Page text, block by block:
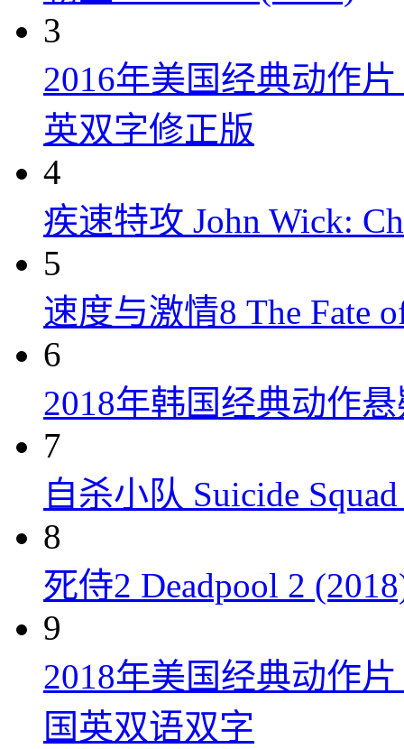
3
2016年美国经典动作
英双字修正版
4
疾速特攻 John Wick:
5
速度与激情8 The Fate
6
2018年韩国经典动作
7
自杀小队 Suicide
8
死侍2 Deadpool 2
9
2018年美国经典动作
国英双语双字